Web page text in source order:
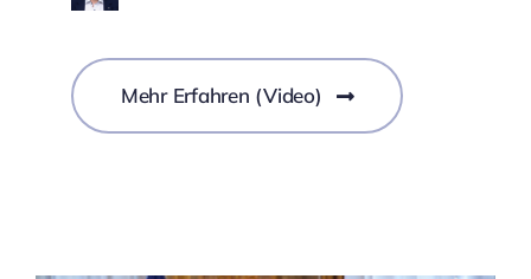
Mehr Erfahren (Video)